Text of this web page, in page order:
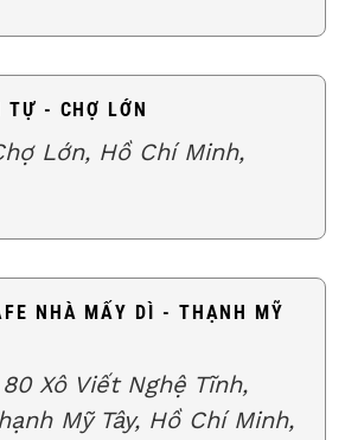
TỰ - CHỢ LỚN
Lớn, Hồ Chí Minh,
NHÀ MẤY DÌ - THẠNH MỸ
80 Xô Viết Nghệ Tĩnh,
Mỹ Tây, Hồ Chí Minh,